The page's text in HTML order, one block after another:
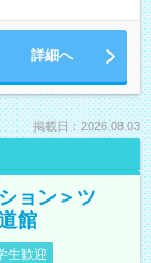
詳細へ
掲載日：2026.08.03
ョン＞ツ
館
生歓迎